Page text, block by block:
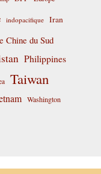
indopacifique Iran
Chine du Sud
Philippines
Taiwan
Washington